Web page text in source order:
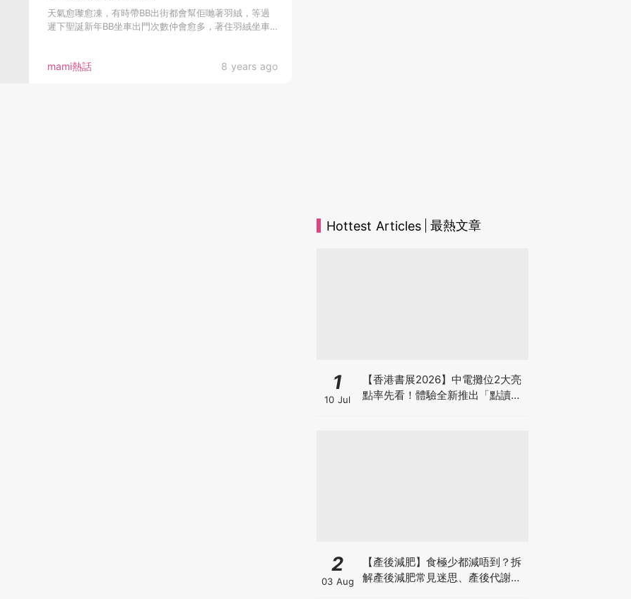
mami熱話 8 years ago
天氣愈嚟愈凍，有時帶BB出街都會幫佢哋著羽絨，等過
遲下聖誕新年BB坐車出門次數仲會愈多，著住羽絨坐車
Hottest Articles 最熱文章
1
10 Jul
【香港書展2026】中電攤位2大亮
點率先看！體驗全新推出「點讀故
2
03 Aug
【產後減肥】食極少都減唔到？拆
解產後減肥常見迷思、產後代謝、